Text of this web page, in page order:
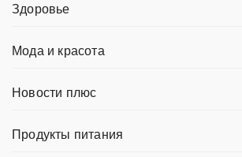
Здоровье
Мода и красота
Новости плюс
Продукты питания